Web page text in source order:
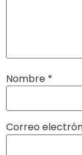
Nombre *
Correo